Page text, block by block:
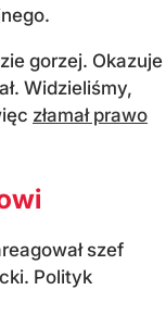
gorzej. Okazuje
Widzieliśmy,
złamał prawo
szef
Polityk